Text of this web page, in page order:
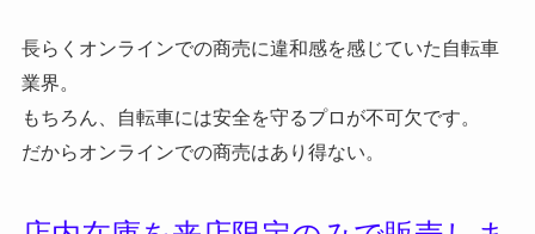
長らくオンラインでの商売に違和感を感じていた自転車
業界。
もちろん、自転車には安全を守るプロが不可欠です。
だからオンラインでの商売はあり得ない。